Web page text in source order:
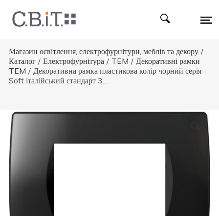
Магазин освітлення, електрофурнітури, меблів та декору /
Каталог / Електрофурнітура / TEM / Декоративні рамки
TEM / Декоративна рамка пластикова колір чорний серія
Soft італійський стандарт 3...